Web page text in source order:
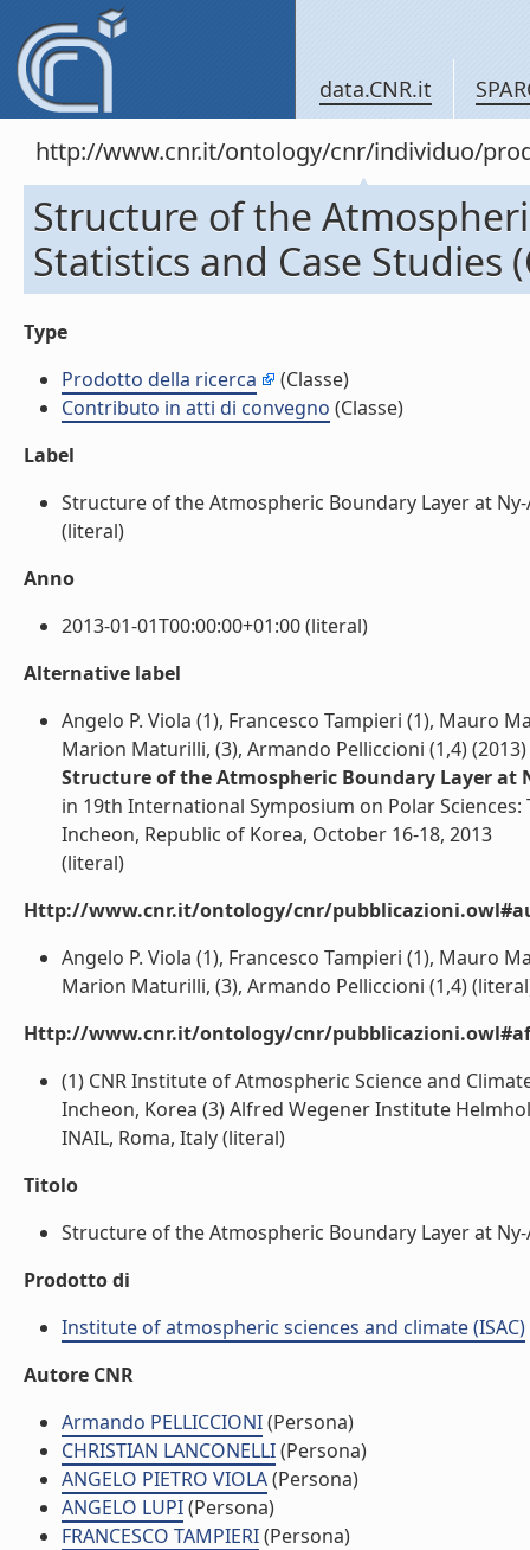
data.CNR.it
http://www.cnr.it/ontology/cnr/individuo/
Structure of the
Statistics and Case
Type
Prodotto della ricerca
(Classe)
Contributo in atti di convegno (Classe)
Label
Structure of the Atmospheric Boundary Layer at
(literal)
Anno
2013-01-01T00:00:00+01:00 (literal)
Alternative label
Angelo P. Viola (1), Francesco Tampieri (1), Mauro
Marion Maturilli, (3), Armando Pelliccioni (1,4) (2013)
Structure of the Atmospheric Boundary Layer at
in 19th International Symposium on Polar
Incheon, Republic of Korea, October 16-18, 2013
(literal)
Http://www.cnr.it/ontology/cnr/
Angelo P. Viola (1), Francesco Tampieri (1), Mauro
Marion Maturilli, (3), Armando Pelliccioni (1,4)
Http://www.cnr.it/ontology/cnr/
(1) CNR Institute of Atmospheric Science and
Incheon, Korea (3) Alfred Wegener Institute
INAIL, Roma, Italy (literal)
Titolo
Structure of the Atmospheric Boundary Layer at
Prodotto di
Institute of atmospheric sciences and climate (ISAC)
Autore CNR
Armando PELLICCIONI(Persona)
CHRISTIAN LANCONELLI(Persona)
ANGELO PIETRO VIOLA(Persona)
ANGELO LUPI(Persona)
FRANCESCO TAMPIERI(Persona)